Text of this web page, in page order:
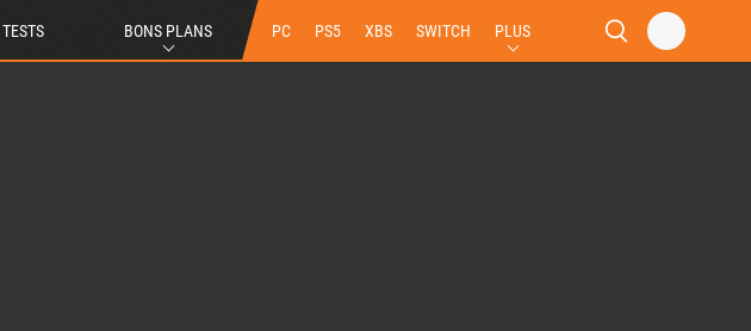
TESTS BONS PLANS PC PS5 XBS SWITCH PLUS